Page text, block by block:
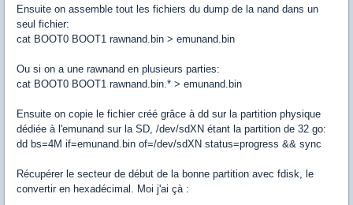
Ensuite on assemble tout les fichiers du dump de la nand dans un
seul fichier:
cat BOOT0 BOOT1 rawnand.bin > emunand.bin
Ou si on a une rawnand en plusieurs parties:
cat BOOT0 BOOT1 rawnand.bin.* > emunand.bin
Ensuite on copie le fichier créé grâce à dd sur la partition physique
dédiée à l'emunand sur la SD, /dev/sdXN étant la partition de 32 go:
dd bs=4M if=emunand.bin of=/dev/sdXN status=progress && sync
Récupérer le secteur de début de la bonne partition avec fdisk, le
convertir en hexadécimal. Moi j'ai çà :